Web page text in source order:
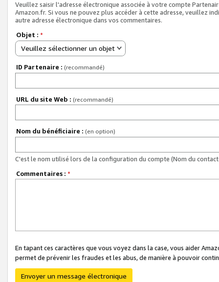
Veuillez saisir l'adresse électronique associée à votre compte
Amazon.fr. Si vous ne pouvez plus accéder à cette adresse, veuillez
autre adresse électronique dans vos commentaires.
Objet : *
Veuillez sélectionner un objet
ID Partenaire : (recommandé)
URL du site Web : (recommandé)
Nom du bénéficiaire : (en option)
C'est le nom utilisé lors de la configuration du compte (Nom du
Commentaires : *
En tapant ces caractères que vous voyez dans la case, vous aider
permet de prévenir les fraudes et les abus, de manière à pouvoir
Envoyer un message électronique